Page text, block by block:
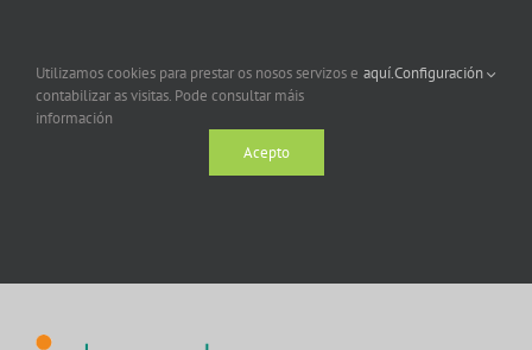
Utilizamos cookies para prestar os nosos servizos e
contabilizar as visitas. Pode consultar máis
información
aquí.Configuración
Acepto